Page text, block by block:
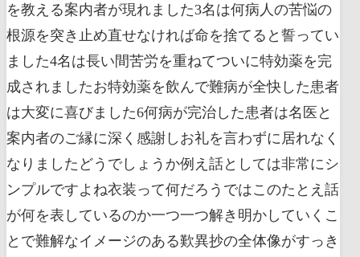
を教える案内者が現れました3名は何病人の苦悩の
根源を突き止め直せなければ命を捨てると誓ってい
ました4名は長い間苦労を重ねてついに特効薬を完
成されましたお特効薬を飲んで難病が全快した患者
は大変に喜びました6何病が完治した患者は名医と
案内者のご縁に深く感謝しお礼を言わずに居れなく
なりましたどうでしょうか例え話としては非常にシ
ンプルですよね衣装って何だろうではこのたとえ話
が何を表しているのか一つ一つ解き明かしていくこ
とで難解なイメージのある歎異抄の全体像がすっき